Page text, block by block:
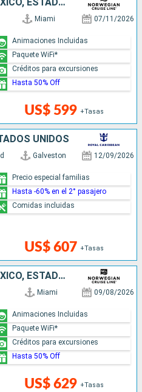
HONDURAS, BELICE, MÉXICO, ESTADOS UNIDOS
Miami 07/11/2026
US$ 599 +Tasas
Animaciones Incluidas
Paquete WiFi*
Créditos para excursiones
Hasta 50% Off
UNIDOS
Galveston 12/09/2026
US$ 607 +Tasas
Precio especial familias
Hasta -60% en el 2° pasajero
Comidas incluidas
HONDURAS, BELICE, MÉXICO, ESTADOS UNIDOS
Miami 09/08/2026
US$ 629 +Tasas
Animaciones Incluidas
Paquete WiFi*
Créditos para excursiones
Hasta 50% Off